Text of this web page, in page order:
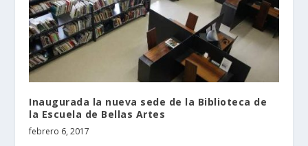
Inaugurada la nueva sede de la Biblioteca de
la Escuela de Bellas Artes
febrero 6, 2017